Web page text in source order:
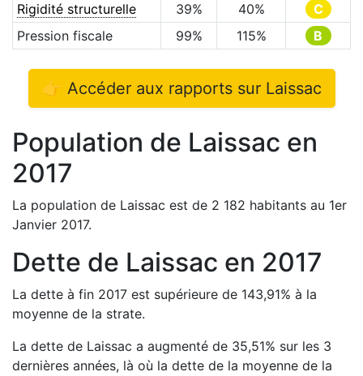
Rigidité structurelle
39% 40%
C
Pression fiscale
99% 115% B
👉 Accéder aux rapports sur Laissac
Population de Laissac en
2017
La population de Laissac est de 2 182 habitants au 1er
Janvier 2017.
Dette de Laissac en 2017
La dette à fin 2017 est supérieure de 143,91% à la
moyenne de la strate.
La dette de Laissac a augmenté de 35,51% sur les 3
dernières années, là où la dette de la moyenne de la